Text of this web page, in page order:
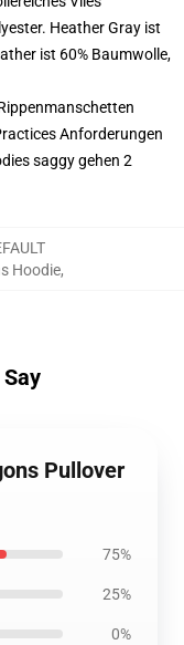
Heather Gray ist
ist 60% Baumwolle,
Anforderungen
saggy gehen 2
Hoodie,
Pullover
75%
25%
0%